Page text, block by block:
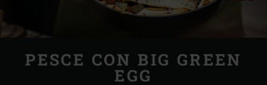
PESCE CON BIG GREEN
EGG